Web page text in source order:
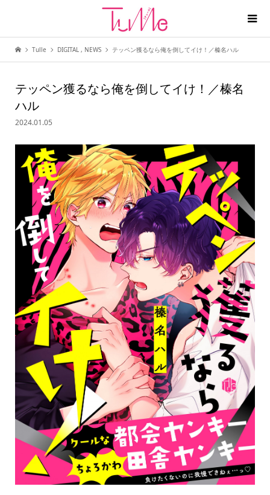
Tulle DIGITAL , NEWS テッペン獲るなら俺を倒してイけ！／榛名ハル
テッペン獲るなら俺を倒してイけ！／榛名
ハル
2024.01.05